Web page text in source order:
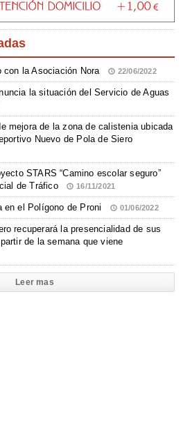
con la Asociación Nora 22/06/2022
la situación del Servicio de Aguas
mejora de la zona de calistenia ubicada
Nuevo de Pola de Siero
STARS “Camino escolar seguro”
de Tráfico
16/11/2021
en el Polígono de Proni 01/06/2022
recuperará la presencialidad de sus
de la semana que viene
Leer mas